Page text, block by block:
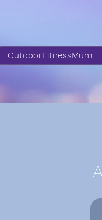
OutdoorFitnessMum